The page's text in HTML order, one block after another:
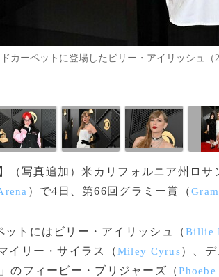
カーペットに登場したビリー・アイリッシュ（
（写真追加）米カリフォルニア州ロ
）で4日、第66回グラミー賞（
トにはビリー・アイリッシュ（Billie
イリー・サイラス（Miley Cyrus）、
のフィービー・ブリジャーズ（